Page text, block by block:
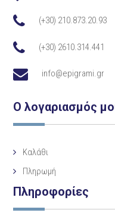
(+30) 210.873.20.93
(+30) 2610.314.441
info@epigrami.gr
Ο λογαριασμός
Καλάθι
Πληρωμή
Πληροφορίες